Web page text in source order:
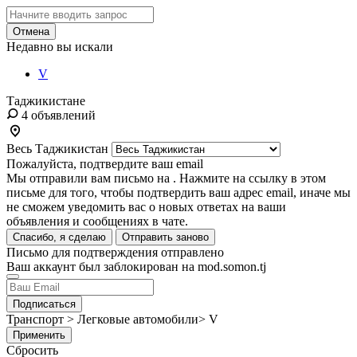
Отмена
Недавно вы искали
V
Таджикистане
4 объявлений
Весь Таджикистан
Пожалуйста, подтвердите ваш email
Мы отправили вам письмо на . Нажмите на ссылку в этом
письме для того, чтобы подтвердить ваш адрес email, иначе мы
не сможем уведомить вас о новых ответах на ваши
объявления и сообщениях в чате.
Спасибо, я сделаю Отправить заново
Письмо для подтверждения отправлено
Ваш аккаунт был заблокирован на mod.somon.tj
Подписаться
Транспорт > Легковые автомобили> V
Применить
Сбросить